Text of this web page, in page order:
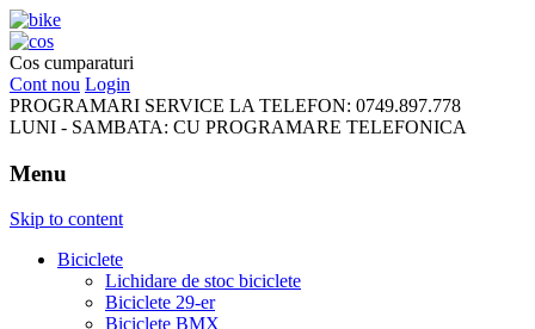
FreeRideBikes
Cos cumparaturi
Cont nou Login
PROGRAMARI SERVICE LA TELEFON: 0749.897.778
LUNI - SAMBATA: CU PROGRAMARE TELEFONICA
Menu
Skip to content
Biciclete
Lichidare de stoc biciclete
Biciclete 29-er
Biciclete BMX